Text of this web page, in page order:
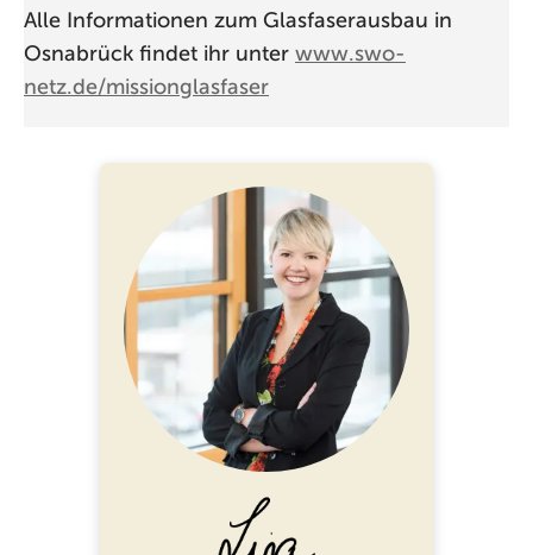
Alle Informationen zum Glasfaserausbau in
Osnabrück findet ihr unter www.swo-
netz.de/missionglasfaser